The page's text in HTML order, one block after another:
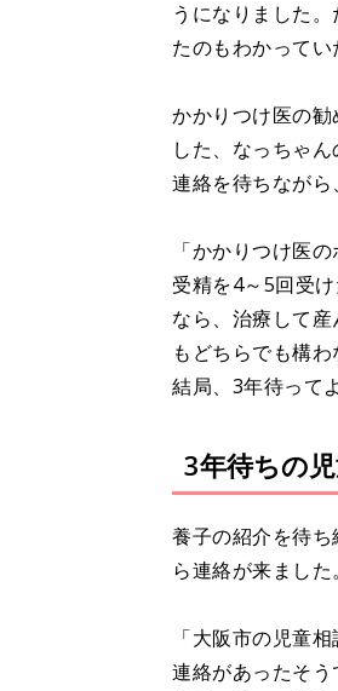
うになりました
たのもわかって
かかりつけ医の
した、なっちゃ
連絡を待ちながら
「かかりつけ医
受精を4～5回受
なら、治療して
もどちらでも構わ
結局、3年待って
3年待ちの
養子の紹介を待
ら連絡が来ました。
「大阪市の児童
連絡があったそう